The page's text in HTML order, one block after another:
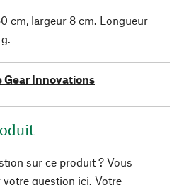
cm, largeur 8 cm. Longueur
Gear Innovations
sur ce produit ? Vous
question ici. Votre